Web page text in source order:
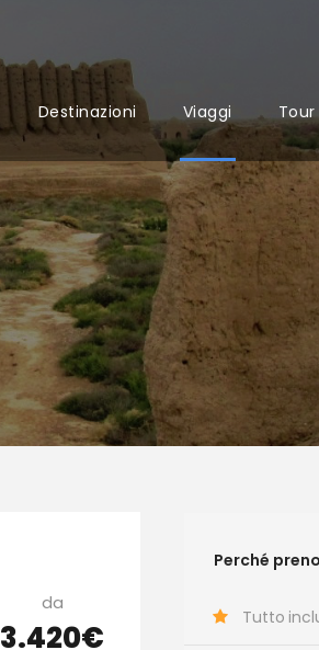
Destinazioni Viaggi
da
3.420€
Perché
Tutto